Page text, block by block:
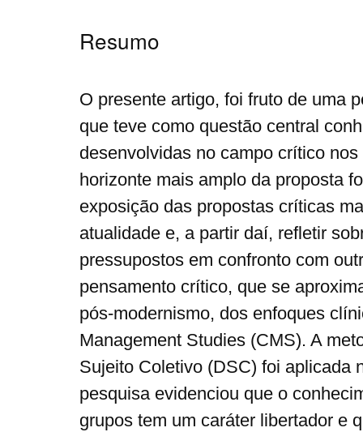
Resumo
O presente artigo, foi fruto de uma
que teve como questão central
desenvolvidas no campo crítico
horizonte mais amplo da proposta
exposição das propostas críticas
atualidade e, a partir daí, refletir
pressupostos em confronto com
pensamento crítico, que se
pós-modernismo, dos enfoques
Management Studies (CMS). A
Sujeito Coletivo (DSC) foi aplicada
pesquisa evidenciou que o
grupos tem um caráter libertador e